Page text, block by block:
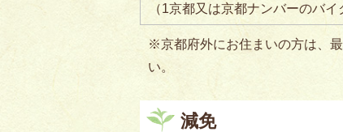
（1京都又は京都ナンバーのバイ
※京都府外にお住まいの方は、
い。
減免